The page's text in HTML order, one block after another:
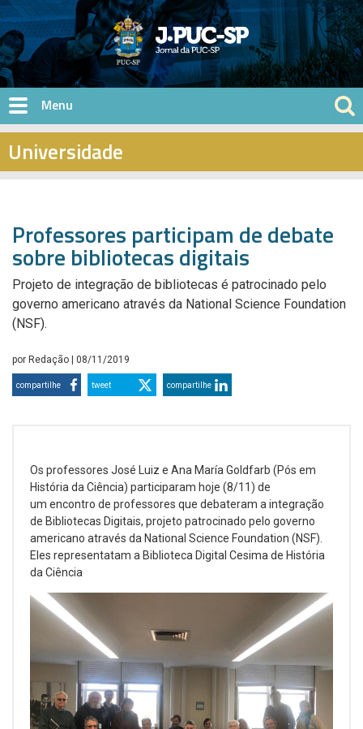
Pular para o conteúdo principal
Universidade
Professores participam de debate
sobre bibliotecas digitais
Projeto de integração de bibliotecas é patrocinado pelo
governo americano através da National Science Foundation
(NSF).
por Redação | 08/11/2019
compartilhe tweet compartilhe
Os professores José Luiz e Ana María Goldfarb (Pós em
História da Ciência) participaram hoje (8/11) de
um encontro de professores que debateram a integração
de Bibliotecas Digitais, projeto patrocinado pelo governo
americano através da National Science Foundation (NSF).
Eles representatam a Biblioteca Digital Cesima de História
da Ciência